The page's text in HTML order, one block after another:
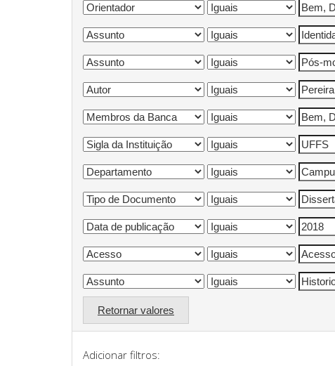
Retornar valores
Adicionar filtros: